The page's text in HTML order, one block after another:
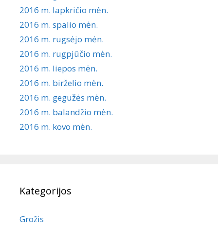
2016 m. lapkričio mėn.
2016 m. spalio mėn.
2016 m. rugsėjo mėn.
2016 m. rugpjūčio mėn.
2016 m. liepos mėn.
2016 m. birželio mėn.
2016 m. gegužės mėn.
2016 m. balandžio mėn.
2016 m. kovo mėn.
Kategorijos
Grožis